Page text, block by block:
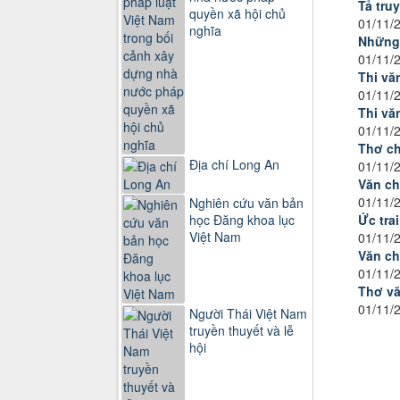
Tả
01/11/
01/11/
Thi
01/11/
Thi
01/11/
Thơ
01/11/
Văn
01/11/
Ức
01/11/
Văn
01/11/
Thơ
01/11/
quyền xã hội chủ
nghĩa
Địa chí Long An
Nghiên cứu văn bản
học Đăng khoa lục
Việt Nam
Người Thái Việt Nam
truyền thuyết và lễ
hội